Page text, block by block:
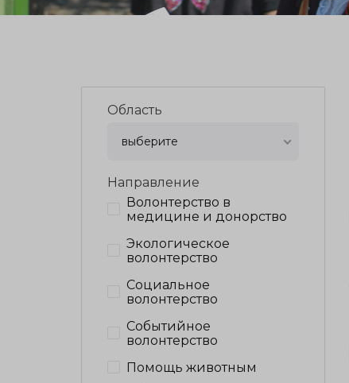
Область
выберите
Направление
Волонтерство в
медицине и донорство
Экологическое
волонтерство
Социальное
волонтерство
Событийное
волонтерство
Помощь животным